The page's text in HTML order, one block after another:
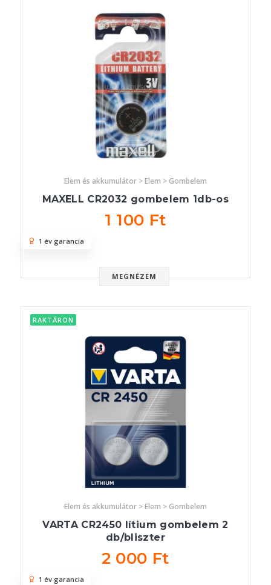
Elem és akkumulátor > Elem > Gombelem
MAXELL CR2032 gombelem 1db-os
1 100 Ft
MEGNÉZEM
1 év garancia
RAKTÁRON
Elem és akkumulátor > Elem > Gombelem
VARTA CR2450 lítium gombelem 2
db/bliszter
2 000 Ft
1 év garancia